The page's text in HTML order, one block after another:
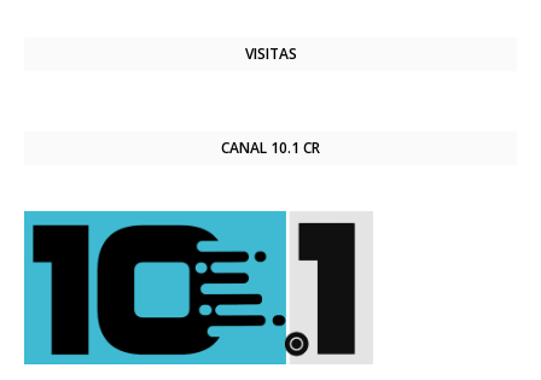
VISITAS
CANAL 10.1 CR